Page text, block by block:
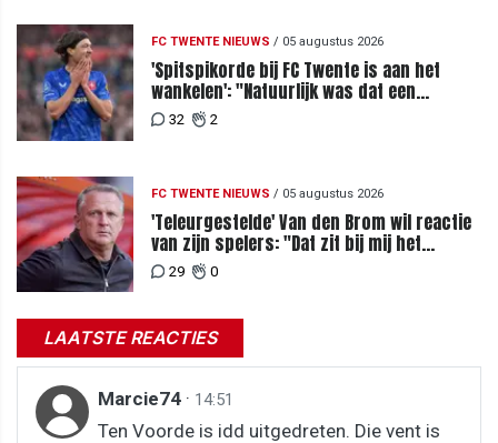
FC TWENTE NIEUWS / 05 augustus 2026
'Spitspikorde bij FC Twente is aan het
wankelen': "Natuurlijk was dat een
signaal"
32 2
FC TWENTE NIEUWS / 05 augustus 2026
'Teleurgestelde' Van den Brom wil reactie
van zijn spelers: "Dat zit bij mij het
meeste diep"
29 0
LAATSTE REACTIES
Marcie74 · 14:51
Ten Voorde is idd uitgedreten. Die vent is